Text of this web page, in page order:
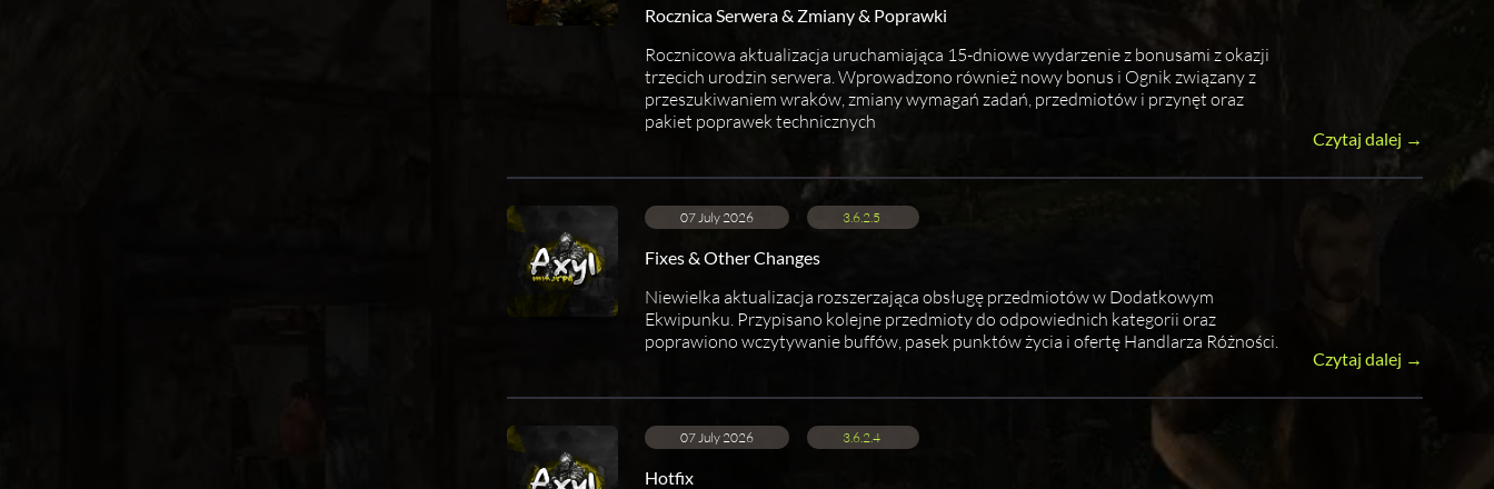
Rocznica Serwera & Zmiany & Poprawki
Rocznicowa aktualizacja uruchamiająca 15-dniowe wydarzenie z bonusami z okazji
trzecich urodzin serwera. Wprowadzono również nowy bonus i Ognik związany z
przeszukiwaniem wraków, zmiany wymagań zadań, przedmiotów i przynęt oraz
pakiet poprawek technicznych
Czytaj dalej →
07 July 2026 3.6.2.5
Fixes & Other Changes
Niewielka aktualizacja rozszerzająca obsługę przedmiotów w Dodatkowym
Ekwipunku. Przypisano kolejne przedmioty do odpowiednich kategorii oraz
poprawiono wczytywanie buffów, pasek punktów życia i ofertę Handlarza Różności.
Czytaj dalej →
07 July 2026 3.6.2.4
Hotfix